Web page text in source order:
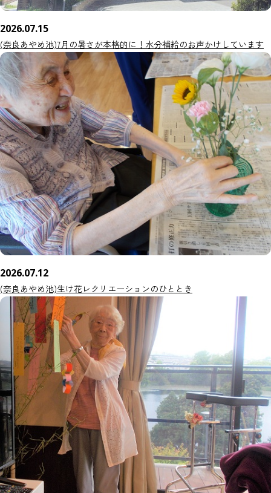
2026.07.15
(奈良あやめ池)7月の暑さが本格的に！水分補給のお声かけしています
2026.07.12
(奈良あやめ池)生け花レクリエーションのひととき